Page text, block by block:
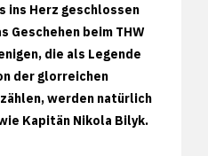
ins Herz geschlossen
Geschehen beim THW
die als Legende
der glorreichen
werden natürlich
Kapitän Nikola Bilyk.